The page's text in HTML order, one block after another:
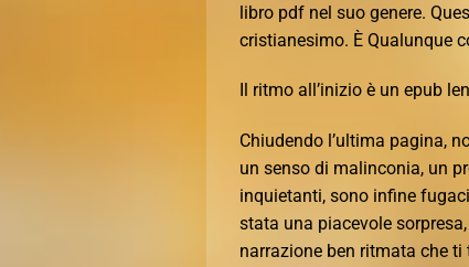
libro pdf nel suo genere.
cristianesimo. È Qualunque
Il ritmo all’inizio è un epub
Chiudendo l’ultima pagina,
un senso di malinconia, un
inquietanti, sono infine
stata una piacevole
narrazione ben ritmata che ti